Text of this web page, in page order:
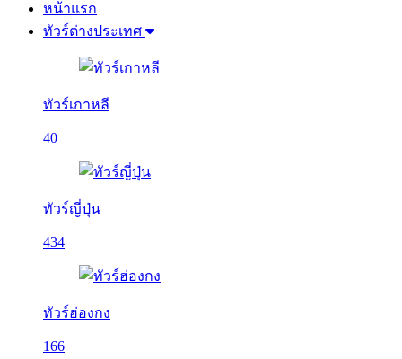
หน้าแรก
ทัวร์ต่างประเทศ
ทัวร์เกาหลี
40
ทัวร์ญี่ปุ่น
434
ทัวร์ฮ่องกง
166